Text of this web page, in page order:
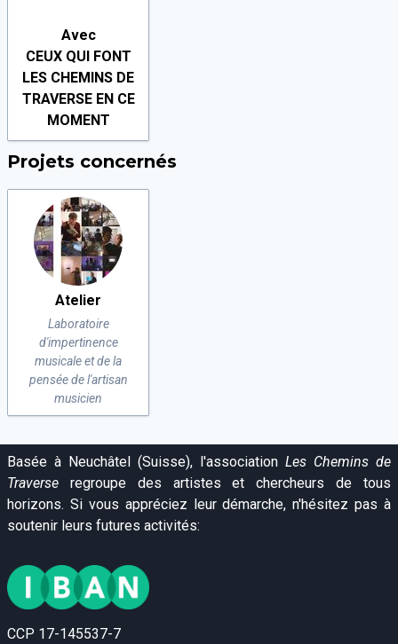
Avec
CEUX QUI FONT
LES CHEMINS DE
TRAVERSE EN CE
MOMENT
Projets concernés
Atelier
Laboratoire
d'impertinence
musicale et de la
pensée de l'artisan
musicien
Basée à Neuchâtel (Suisse), l'association Les Chemins de
Traverse regroupe des artistes et chercheurs de tous
horizons. Si vous appréciez leur démarche, n'hésitez pas à
soutenir leurs futures activités:
CCP 17-145537-7